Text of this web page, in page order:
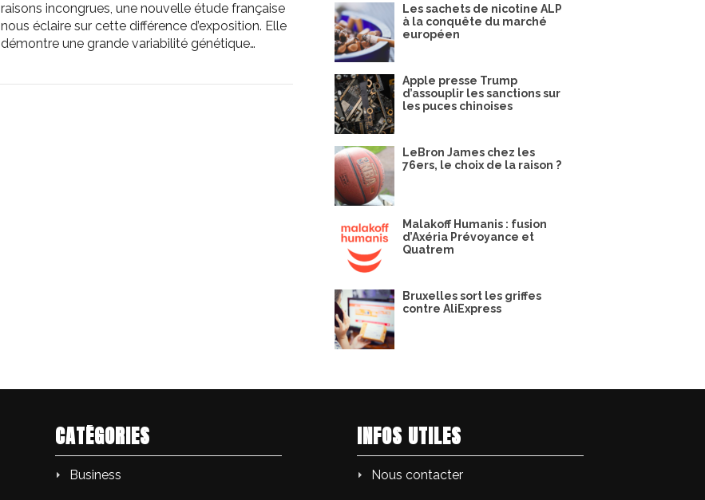
raisons incongrues, une nouvelle étude française
nous éclaire sur cette différence d’exposition. Elle
démontre une grande variabilité génétique…
Les sachets de nicotine ALP
à la conquête du marché
européen
Apple presse Trump
d’assouplir les sanctions sur
les puces chinoises
LeBron James chez les
76ers, le choix de la raison ?
Malakoff Humanis : fusion
d’Axéria Prévoyance et
Quatrem
Bruxelles sort les griffes
contre AliExpress
CATÉGORIES
Business
INFOS UTILES
Nous contacter